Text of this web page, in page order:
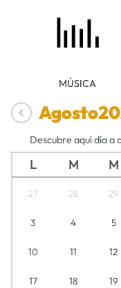
MÚSICA
Agosto
Descubre aquí día a
L M M
27 28 29
3 4 5
10 11 12
17 18 19